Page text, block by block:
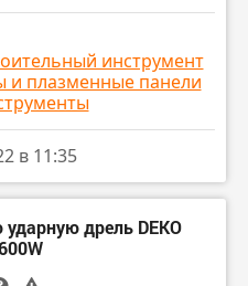
инструмент
и плазменные панели
в 11:35
дрель DEKO